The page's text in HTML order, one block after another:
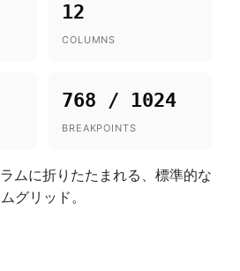
12
COLUMNS
768 / 1024
BREAKPOINTS
ムに折りたたまれる、標準的な
グリッド。